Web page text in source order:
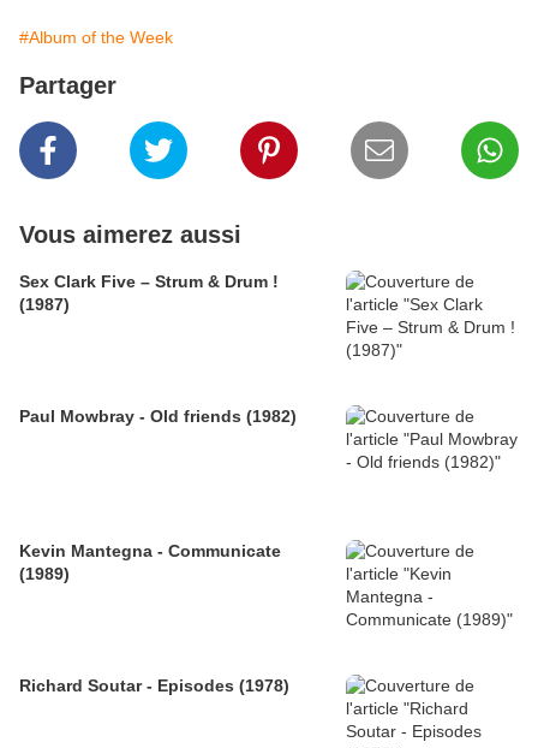
#Album of the Week
Partager
Vous aimerez aussi
Sex Clark Five ‎– Strum & Drum !
(1987)
Paul Mowbray - Old friends (1982)
Kevin Mantegna - Communicate
(1989)
Richard Soutar - Episodes (1978)